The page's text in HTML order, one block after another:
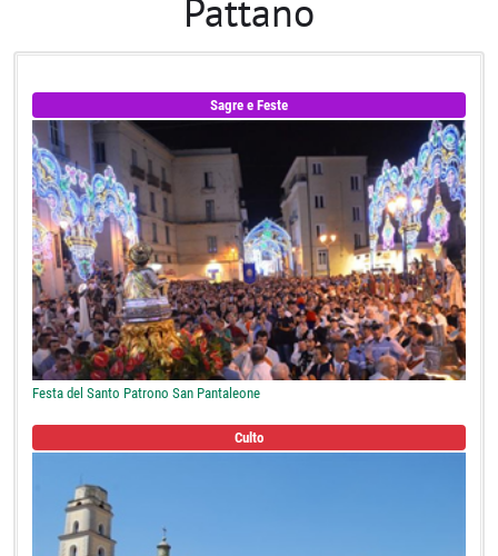
Pattano
Sagre e Feste
Festa del Santo Patrono San Pantaleone
Culto